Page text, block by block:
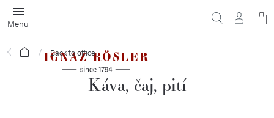
Přejít
na
obsah
Domů Back to office
Káva, čaj, pití